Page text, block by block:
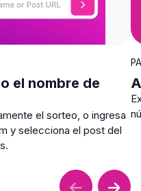
el nombre de
el sorteo, o ingresa
y selecciona el post del